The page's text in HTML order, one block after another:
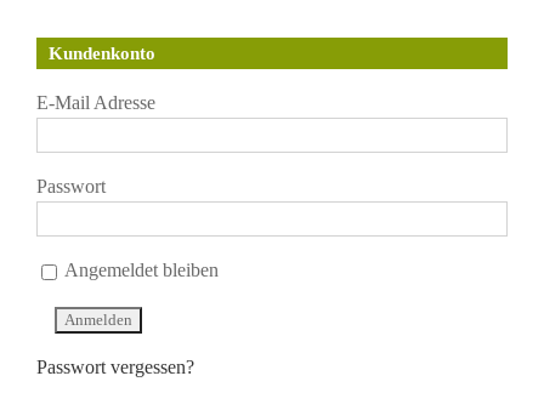
Kundenkonto
E-Mail Adresse
Passwort
Angemeldet bleiben
Passwort vergessen?